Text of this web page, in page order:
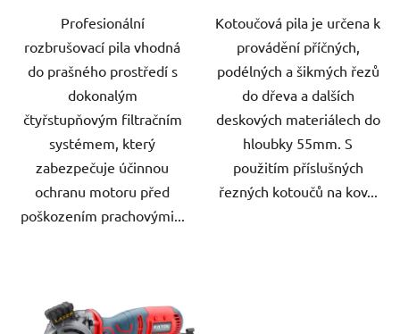
Profesionální
rozbrušovací pila vhodná
do prašného prostředí s
dokonalým
čtyřstupňovým filtračním
systémem, který
zabezpečuje účinnou
ochranu motoru před
poškozením prachovými...
Kotoučová pila je určena k
provádění příčných,
podélných a šikmých řezů
do dřeva a dalších
deskových materiálech do
hloubky 55mm. S
použitím příslušných
řezných kotoučů na kov...